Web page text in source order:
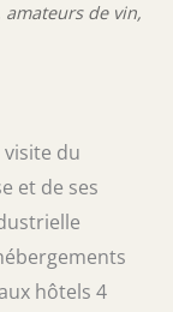
amateurs de vin,
du
et de ses
hôtels 4